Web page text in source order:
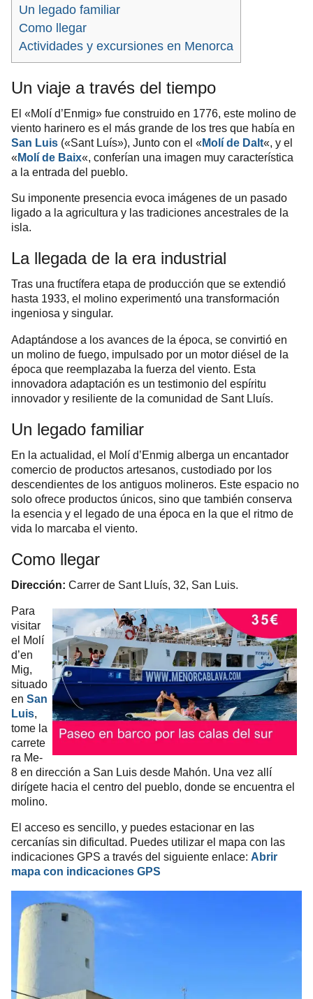
Un legado familiar
Como llegar
Actividades y excursiones en Menorca
Un viaje a través del tiempo
El «Molí d’Enmig» fue construido en 1776, este molino de
viento harinero es el más grande de los tres que había en
San Luis («Sant Luís»), Junto con el «Molí de Dalt«, y el
«Molí de Baix«, conferían una imagen muy característica
a la entrada del pueblo.
Su imponente presencia evoca imágenes de un pasado
ligado a la agricultura y las tradiciones ancestrales de la
isla.
La llegada de la era industrial
Tras una fructífera etapa de producción que se extendió
hasta 1933, el molino experimentó una transformación
ingeniosa y singular.
Adaptándose a los avances de la época, se convirtió en
un molino de fuego, impulsado por un motor diésel de la
época que reemplazaba la fuerza del viento. Esta
innovadora adaptación es un testimonio del espíritu
innovador y resiliente de la comunidad de Sant Lluís.
Un legado familiar
En la actualidad, el Molí d’Enmig alberga un encantador
comercio de productos artesanos, custodiado por los
descendientes de los antiguos molineros. Este espacio no
solo ofrece productos únicos, sino que también conserva
la esencia y el legado de una época en la que el ritmo de
vida lo marcaba el viento.
Como llegar
Dirección: Carrer de Sant Lluís, 32, San Luis.
Para
visitar
el Molí
d’en
Mig,
situado
en San
Luis,
tome la
carrete
ra Me-
8 en dirección a San Luis desde Mahón. Una vez allí
dirígete hacia el centro del pueblo, donde se encuentra el
molino.
El acceso es sencillo, y puedes estacionar en las
cercanías sin dificultad. Puedes utilizar el mapa con las
indicaciones GPS a través del siguiente enlace: Abrir
mapa con indicaciones GPS